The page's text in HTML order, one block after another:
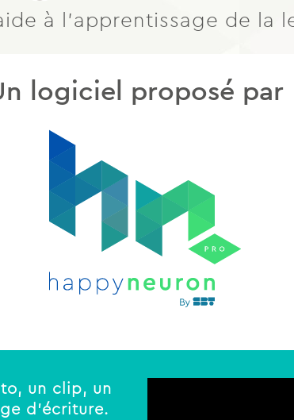
à l’apprentissage de la
logiciel proposé par
un clip, un
d’écriture.